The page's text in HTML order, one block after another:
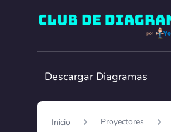
Club de Diagramas
Descargar Diagramas
Inicio Proyectores